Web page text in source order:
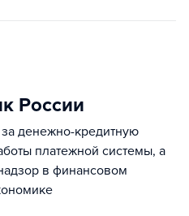
России
денежно-кредитную
платежной системы, а
в финансовом